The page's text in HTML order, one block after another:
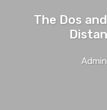
The Dos
Admin